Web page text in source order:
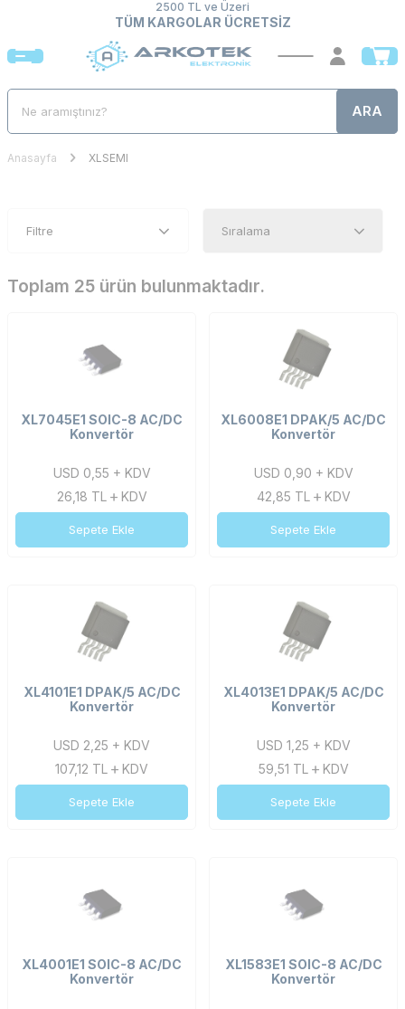
2500 TL ve Üzeri
TÜM KARGOLAR ÜCRETSİZ
ARA
Anasayfa XLSEMI
Filtre
Toplam 25 ürün bulunmaktadır.
XL7045E1 SOIC-8 AC/DC
Konvertör
USD 0,55 + KDV
26,18 TL KDV
Sepete Ekle
XL6008E1 DPAK/5 AC/DC
Konvertör
USD 0,90 + KDV
42,85 TL KDV
Sepete Ekle
XL4101E1 DPAK/5 AC/DC
Konvertör
USD 2,25 + KDV
107,12 TL KDV
Sepete Ekle
XL4013E1 DPAK/5 AC/DC
Konvertör
USD 1,25 + KDV
59,51 TL KDV
Sepete Ekle
XL4001E1 SOIC-8 AC/DC
Konvertör
XL1583E1 SOIC-8 AC/DC
Konvertör